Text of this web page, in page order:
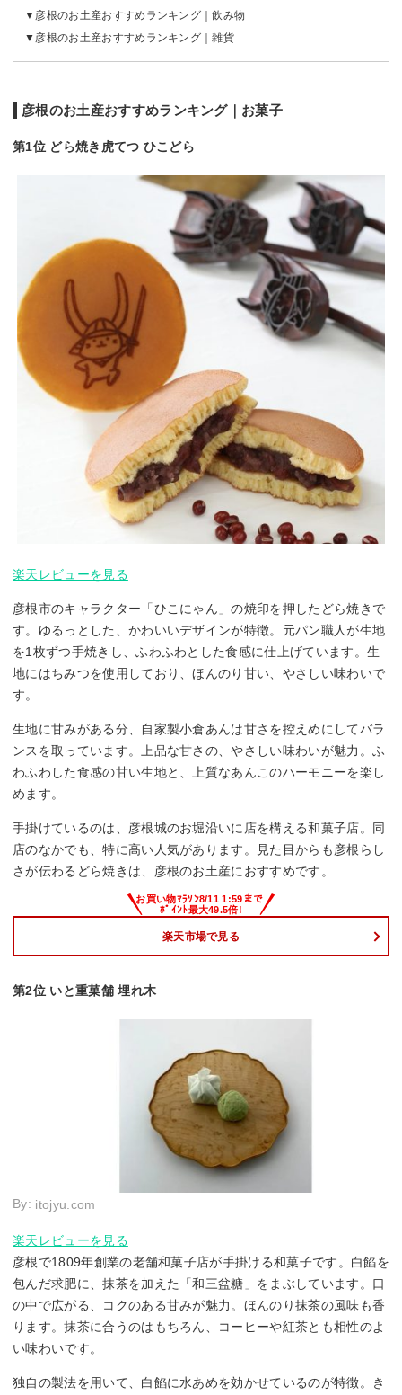
彦根のお土産おすすめランキング｜飲み物
彦根のお土産おすすめランキング｜雑貨
彦根のお土産おすすめランキング｜お菓子
第1位 どら焼き虎てつ ひこどら
楽天レビューを見る
彦根市のキャラクター「ひこにゃん」の焼印を押したどら焼きで
す。ゆるっとした、かわいいデザインが特徴。元パン職人が生地
を1枚ずつ手焼きし、ふわふわとした食感に仕上げています。生
地にはちみつを使用しており、ほんのり甘い、やさしい味わいで
す。
生地に甘みがある分、自家製小倉あんは甘さを控えめにしてバラ
ンスを取っています。上品な甘さの、やさしい味わいが魅力。ふ
わふわした食感の甘い生地と、上質なあんこのハーモニーを楽し
めます。
手掛けているのは、彦根城のお堀沿いに店を構える和菓子店。同
店のなかでも、特に高い人気があります。見た目からも彦根らし
さが伝わるどら焼きは、彦根のお土産におすすめです。
楽天市場で見る
第2位 いと重菓舗 埋れ木
By: itojyu.com
楽天レビューを見る
彦根で1809年創業の老舗和菓子店が手掛ける和菓子です。白餡を
包んだ求肥に、抹茶を加えた「和三盆糖」をまぶしています。口
の中で広がる、コクのある甘みが魅力。ほんのり抹茶の風味も香
ります。抹茶に合うのはもちろん、コーヒーや紅茶とも相性のよ
い味わいです。
独自の製法を用いて、白餡に水あめを効かせているのが特徴。き